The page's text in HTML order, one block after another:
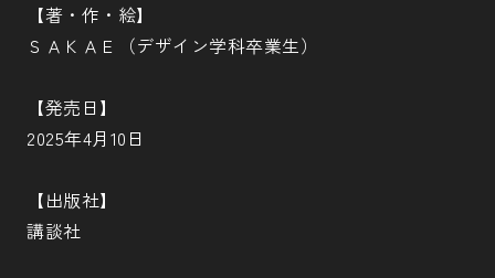
【著・作・絵】
ＳＡＫＡＥ（デザイン学科卒業生）
【発売日】
2025年4月10日
【出版社】
講談社